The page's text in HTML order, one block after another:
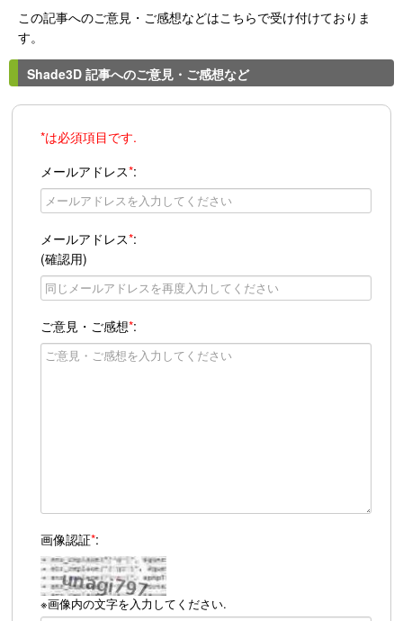
この記事へのご意見・ご感想などはこちらで受け付けておりま
す。
Shade3D 記事へのご意見・ご感想など
*は必須項目です.
メールアドレス*:
メールアドレス*:
(確認用)
ご意見・ご感想*:
画像認証*:
※画像内の文字を入力してください.